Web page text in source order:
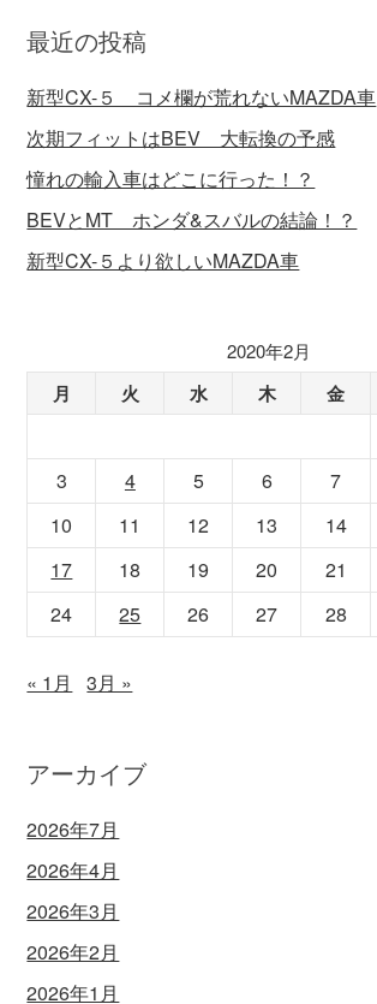
最近の投稿
新型CX-５ コメ欄が荒れないMAZDA車
次期フィットはBEV 大転換の予感
憧れの輸入車はどこに行った！？
BEVとMT ホンダ&スバルの結論！？
新型CX-５より欲しいMAZDA車
2020年2月
月 火 水 木 金
3
4 5 6 7
10
11 12 13 14
17
18 19 20 21
24
25 26 27 28
« 1月 3月 »
アーカイブ
2026年7月
2026年4月
2026年3月
2026年2月
2026年1月